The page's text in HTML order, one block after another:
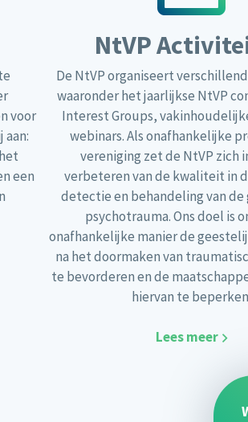
voor
aan:
een
NtVP
De NtVP organiseert
waaronder het jaarlijkse NtVP
Interest Groups,
webinars. Als onafhankelijke
vereniging zet de NtVP zich
verbeteren van de kwaliteit in
detectie en behandeling van de
psychotrauma. Ons doel is
onafhankelijke manier de
na het doormaken van
te bevorderen en de
hiervan te
Lees meer